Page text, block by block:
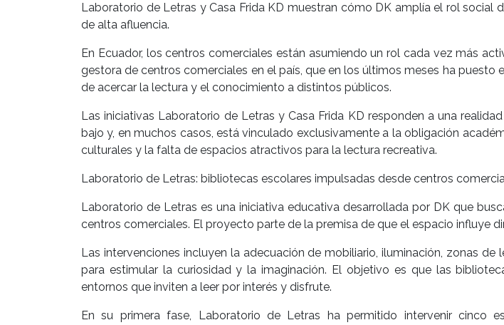
Laboratorio de Letras y Casa Frida KD muestran cómo DK amplía el rol
de alta afluencia.
En Ecuador, los centros comerciales están asumiendo un rol cada vez más
gestora de centros comerciales en el país, que en los últimos meses ha
de acercar la lectura y el conocimiento a distintos públicos.
Las iniciativas Laboratorio de Letras y Casa Frida KD responden a una
bajo y, en muchos casos, está vinculado exclusivamente a la obligación
culturales y la falta de espacios atractivos para la lectura recreativa.
Laboratorio de Letras: bibliotecas escolares impulsadas desde centros
Laboratorio de Letras es una iniciativa educativa desarrollada por DK que
centros comerciales. El proyecto parte de la premisa de que el espacio influye
Las intervenciones incluyen la adecuación de mobiliario, iluminación, zonas
para estimular la curiosidad y la imaginación. El objetivo es que las
entornos que inviten a leer por interés y disfrute.
En su primera fase, Laboratorio de Letras ha permitido intervenir cinco